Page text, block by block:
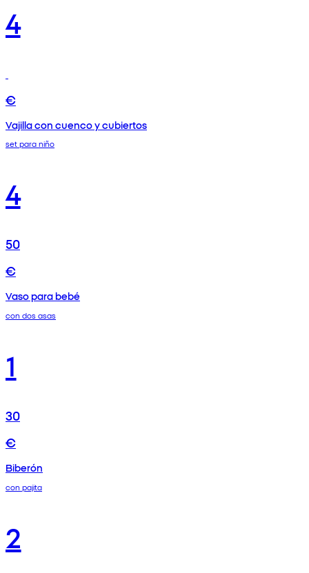
4
€
Vajilla con cuenco y cubiertos
set para niño
4
50
€
Vaso para bebé
con dos asas
1
30
€
Biberón
con pajita
2